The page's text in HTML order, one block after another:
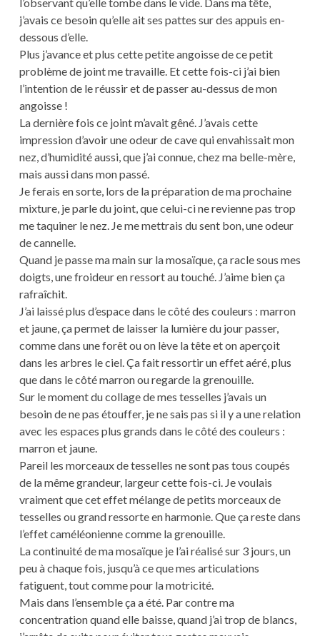
j’avais ce besoin qu’elle ait ses pattes sur des appuis en-
dessous d’elle.
Plus j’avance et plus cette petite angoisse de ce petit
problème de joint me travaille. Et cette fois-ci j’ai bien
l’intention de le réussir et de passer au-dessus de mon
angoisse !
La dernière fois ce joint m’avait gêné. J’avais cette
impression d’avoir une odeur de cave qui envahissait mon
nez, d’humidité aussi, que j’ai connue, chez ma belle-mère,
mais aussi dans mon passé.
Je ferais en sorte, lors de la préparation de ma prochaine
mixture, je parle du joint, que celui-ci ne revienne pas trop
me taquiner le nez. Je me mettrais du sent bon, une odeur
de cannelle.
Quand je passe ma main sur la mosaïque, ça racle sous mes
doigts, une froideur en ressort au touché. J’aime bien ça
rafraîchit.
J’ai laissé plus d’espace dans le côté des couleurs : marron
et jaune, ça permet de laisser la lumière du jour passer,
comme dans une forêt ou on lève la tête et on aperçoit
dans les arbres le ciel. Ça fait ressortir un effet aéré, plus
que dans le côté marron ou regarde la grenouille.
Sur le moment du collage de mes tesselles j’avais un
besoin de ne pas étouffer, je ne sais pas si il y a une relation
avec les espaces plus grands dans le côté des couleurs :
marron et jaune.
Pareil les morceaux de tesselles ne sont pas tous coupés
de la même grandeur, largeur cette fois-ci. Je voulais
vraiment que cet effet mélange de petits morceaux de
tesselles ou grand ressorte en harmonie. Que ça reste dans
l’effet caméléonienne comme la grenouille.
La continuité de ma mosaïque je l’ai réalisé sur 3 jours, un
peu à chaque fois, jusqu’à ce que mes articulations
fatiguent, tout comme pour la motricité.
Mais dans l’ensemble ça a été. Par contre ma
concentration quand elle baisse, quand j’ai trop de blancs,